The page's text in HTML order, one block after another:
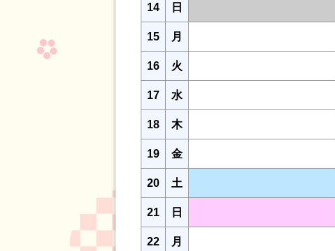
14 日
15 月
16 火
17 水
18 木
19 金
20 土
21 日
22 月